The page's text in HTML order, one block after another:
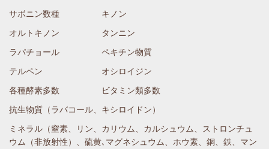
サボニン数種 キノン
オルトキノン タンニン
ラパチョール ペキチン物質
テルペン オシロイジン
各種酵素多数 ビタミン類多数
抗生物質（ラバコール、キシロイドン）
ミネラル（窒素、リン、カリウム、カルシュウム、ストロンチュ
ウム（非放射性）、硫黄､マグネシュウム、ホウ素、銅、鉄、マン